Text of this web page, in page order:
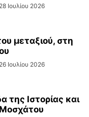
28 Ιουλίου 2026
μεταξιού, στη
26 Ιουλίου 2026
της Ιστορίας και